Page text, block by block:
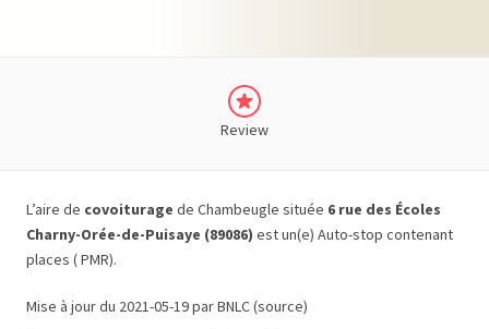
Review
L’aire de covoiturage de Chambeugle située 6 rue des Écoles
Charny-Orée-de-Puisaye (89086) est un(e) Auto-stop contenant
places ( PMR).
Mise à jour du 2021-05-19 par BNLC (source)